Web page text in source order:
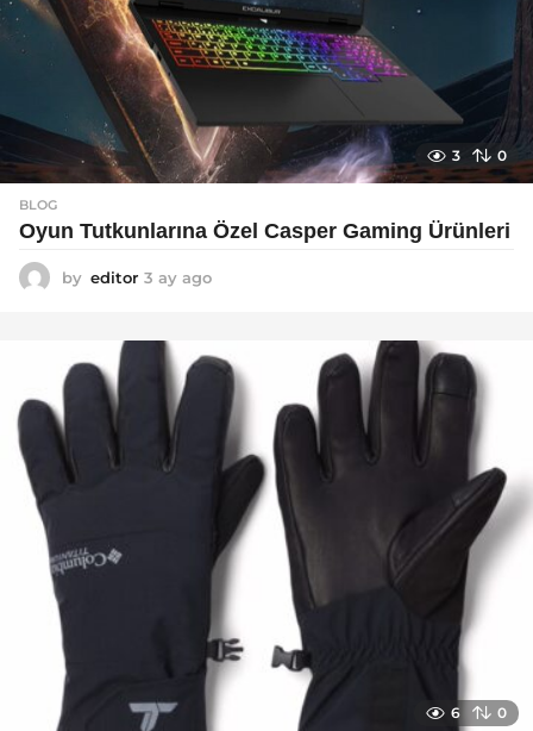
3 0
BLOG
Oyun Tutkunlarına Özel Casper Gaming Ürünleri
by editor 3 ay ago
g
6 0